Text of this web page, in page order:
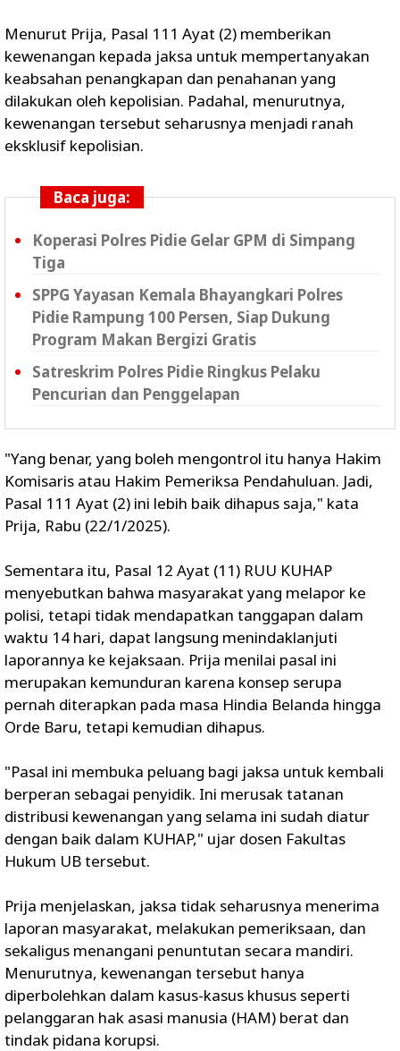
Menurut Prija, Pasal 111 Ayat (2) memberikan
kewenangan kepada jaksa untuk mempertanyakan
keabsahan penangkapan dan penahanan yang
dilakukan oleh kepolisian. Padahal, menurutnya,
kewenangan tersebut seharusnya menjadi ranah
eksklusif kepolisian.
Baca juga:
Koperasi Polres Pidie Gelar GPM di Simpang
Tiga
SPPG Yayasan Kemala Bhayangkari Polres
Pidie Rampung 100 Persen, Siap Dukung
Program Makan Bergizi Gratis
Satreskrim Polres Pidie Ringkus Pelaku
Pencurian dan Penggelapan
"Yang benar, yang boleh mengontrol itu hanya Hakim
Komisaris atau Hakim Pemeriksa Pendahuluan. Jadi,
Pasal 111 Ayat (2) ini lebih baik dihapus saja," kata
Prija, Rabu (22/1/2025).
Sementara itu, Pasal 12 Ayat (11) RUU KUHAP
menyebutkan bahwa masyarakat yang melapor ke
polisi, tetapi tidak mendapatkan tanggapan dalam
waktu 14 hari, dapat langsung menindaklanjuti
laporannya ke kejaksaan. Prija menilai pasal ini
merupakan kemunduran karena konsep serupa
pernah diterapkan pada masa Hindia Belanda hingga
Orde Baru, tetapi kemudian dihapus.
"Pasal ini membuka peluang bagi jaksa untuk kembali
berperan sebagai penyidik. Ini merusak tatanan
distribusi kewenangan yang selama ini sudah diatur
dengan baik dalam KUHAP," ujar dosen Fakultas
Hukum UB tersebut.
Prija menjelaskan, jaksa tidak seharusnya menerima
laporan masyarakat, melakukan pemeriksaan, dan
sekaligus menangani penuntutan secara mandiri.
Menurutnya, kewenangan tersebut hanya
diperbolehkan dalam kasus-kasus khusus seperti
pelanggaran hak asasi manusia (HAM) berat dan
tindak pidana korupsi.